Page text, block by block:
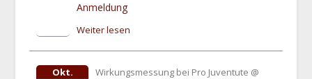
Anmeldung
Weiter lesen
Okt. Wirkungsmessung bei Pro Juventute @